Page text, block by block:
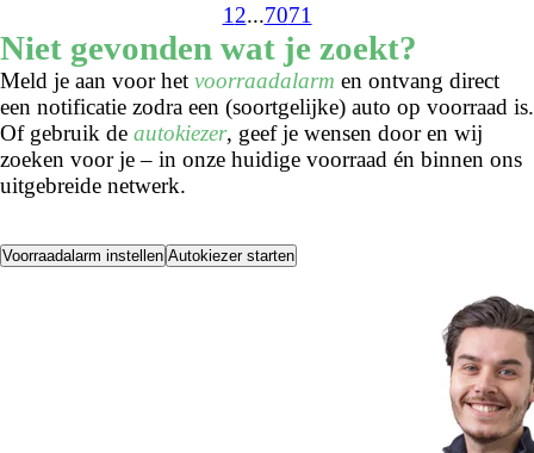
1 2...7071
Niet gevonden wat je zoekt?
Meld je aan voor het voorraadalarm en ontvang direct
een notificatie zodra een (soortgelijke) auto op voorraad is.
Of gebruik de autokiezer, geef je wensen door en wij
zoeken voor je – in onze huidige voorraad én binnen ons
uitgebreide netwerk.
Voorraadalarm instellen Autokiezer starten